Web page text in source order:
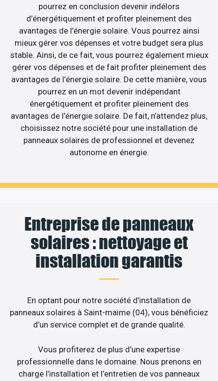
pourrez en conclusion devenir indélors
d’énergétiquement et profiter pleinement des
avantages de l’énergie solaire. Vous pourrez ainsi
mieux gérer vos dépenses et votre budget sera plus
stable. Ainsi, de ce fait, vous pourrez également mieux
gérer vos dépenses et de fait profiter pleinement des
avantages de l’énergie solaire. De cette manière, vous
pourrez en un mot devenir indépendant
énergétiquement et profiter pleinement des
avantages de l’énergie solaire. De fait, n’attendez plus,
choisissez notre société pour une installation de
panneaux solaires de professionnel et devenez
autonome en énergie.
Entreprise de panneaux
solaires : nettoyage et
installation garantis
En optant pour notre société d’installation de
panneaux solaires à Saint-maime (04), vous bénéficiez
d’un service complet et de grande qualité.
Vous profiterez de plus d’une expertise
professionnelle dans le domaine. Nous prenons en
charge l’installation et l’entretien de vos panneaux